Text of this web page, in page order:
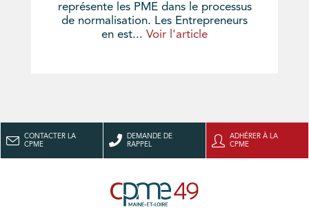
représente les PME dans le processus
de normalisation. Les Entrepreneurs
en est... Voir l'article
CONTACTER LA
CPME
DEMANDE DE
RAPPEL
ADHÉRER À LA
CPME